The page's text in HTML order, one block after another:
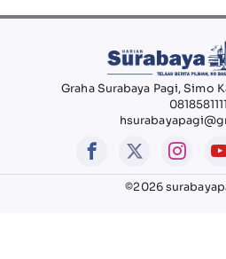
Graha Surabaya Pagi, Simo
0818581111
©2026